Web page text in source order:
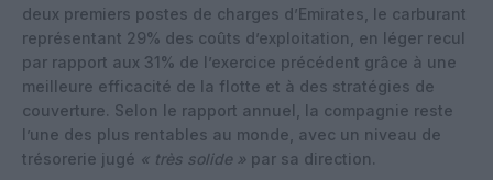
deux premiers postes de charges d’Emirates, le carburant
représentant 29% des coûts d’exploitation, en léger recul
par rapport aux 31% de l’exercice précédent grâce à une
meilleure efficacité de la flotte et à des stratégies de
couverture. Selon le rapport annuel, la compagnie reste
l’une des plus rentables au monde, avec un niveau de
trésorerie jugé « très solide » par sa direction.